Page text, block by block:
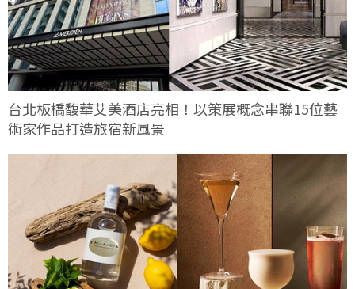
台北板橋馥華艾美酒店亮相！以策展概念串聯15位藝
術家作品打造旅宿新風景